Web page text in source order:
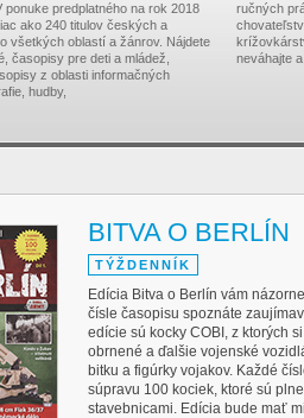
ponuke predplatného na rok 2018
ako 240 titulov českých a
všetkých oblastí a žánrov. Nájdete
časopisy pre deti a mládež,
z oblasti informačných
hudby,
ručných
neváhajte a
BITVA O BERLÍN
TÝŽDENNÍK
Edícia Bitva o Berlín vám
čísle časopisu spoznáte
edície sú kocky COBI, z ktorých
obrnené a ďalšie vojenské
bitku a figúrky vojakov. Každé
súpravu 100 kociek, ktoré sú
stavebnicami. Edícia bude mať